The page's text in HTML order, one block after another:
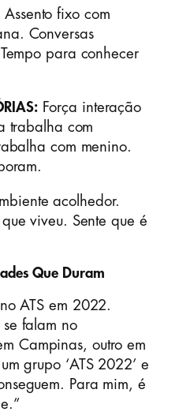
Assento fixo com
Conversas
para conhecer
Força interação
trabalha com
com menino.
acolhedor.
viveu. Sente que é
Que Duram
ATS em 2022.
falam no
Campinas, outro em
grupo ‘ATS 2022’ e
Para mim, é